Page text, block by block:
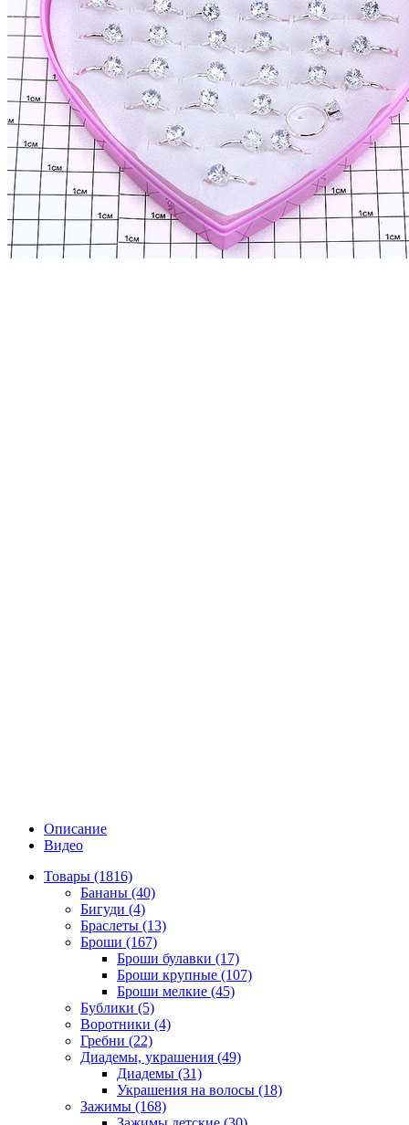
Описание
Видео
Товары (1816)
Бананы (40)
Бигуди (4)
Браслеты (13)
Броши (167)
Броши булавки (17)
Броши крупные (107)
Броши мелкие (45)
Бублики (5)
Воротники (4)
Гребни (22)
Диадемы, украшения (49)
Диадемы (31)
Украшения на волосы (18)
Зажимы (168)